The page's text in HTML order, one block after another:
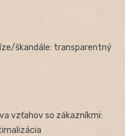
škandále: transparentný
vzťahov so zákazníkmi: